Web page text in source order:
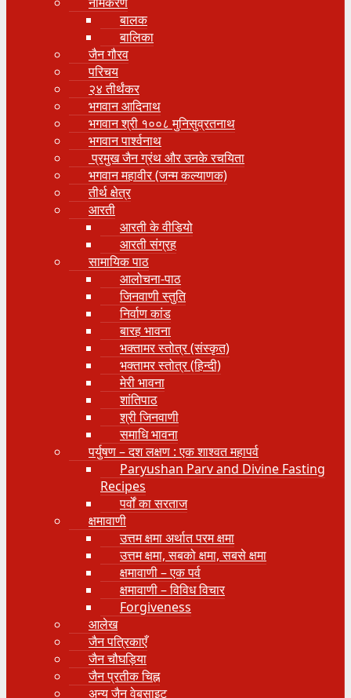
बालक
बालिका
जैन गौरव
परिचय
२४ तीर्थंकर
भगवान आदिनाथ
भगवान श्री १००८ मुनिसुव्रतनाथ
भगवान पार्श्वनाथ
प्रमुख जैन ग्रंथ और उनके रचयिता
भगवान महावीर (जन्म कल्याणक)
तीर्थ क्षेत्र
आरती
आरती के वीडियो
आरती संग्रह
सामायिक पाठ
आलोचना-पाठ
जिनवाणी स्तुति
निर्वाण कांड
बारह भावना
भक्तामर स्तोत्र (संस्कृत)
भक्तामर स्तोत्र (हिन्दी)
मेरी भावना
शांतिपाठ
श्री जिनवाणी
समाधि भावना
पर्युषण – दश लक्षण : एक शाश्वत महापर्व
Paryushan Parv and Divine Fasting
Recipes
पर्वों का सरताज
क्षमावाणी
उत्तम क्षमा अर्थात परम क्षमा
उत्तम क्षमा, सबको क्षमा, सबसे क्षमा
क्षमावाणी – एक पर्व
क्षमावाणी – विविध विचार
Forgiveness
आलेख
जैन पत्रिकाएँ
जैन चौघड़िया
जैन प्रतीक चिह्न
अन्य जैन वेबसाइट